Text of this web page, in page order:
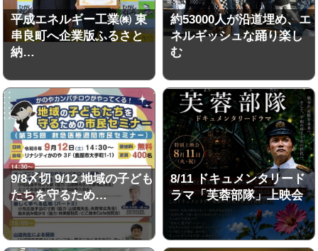
平成エネルギー工業㈱ 東
串良町へ企業版ふるさと
納…
約53000人が沿道埋め、エ
ネルギッシュな踊り楽し
む
9/8〆切 9/12 地域の子ども
たちを守るため…
8/11 ドキュメンタリード
ラマ「芙蓉部隊」上映会